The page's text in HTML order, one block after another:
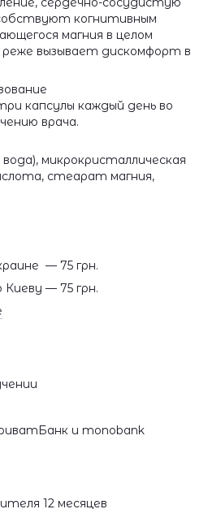
когнитивным
магния в целом
вызывает дискомфорт в
капсулы каждый день во
врача.
вода), микрокристаллическая
стеарат магния,
— 75 грн.
Киеву — 75 грн.
и monobank
12 месяцев